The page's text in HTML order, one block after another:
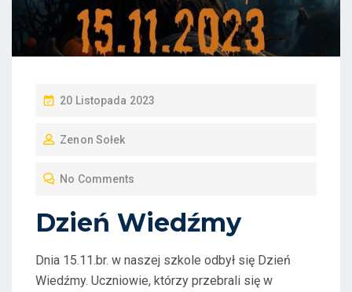
P
S
O
20 Listopada 2023
Zenon Sołek
No Comments
Dzień Wiedźmy
Dnia 15.11.br. w naszej szkole odbył się Dzień
Wiedźmy. Uczniowie, którzy przebrali się w